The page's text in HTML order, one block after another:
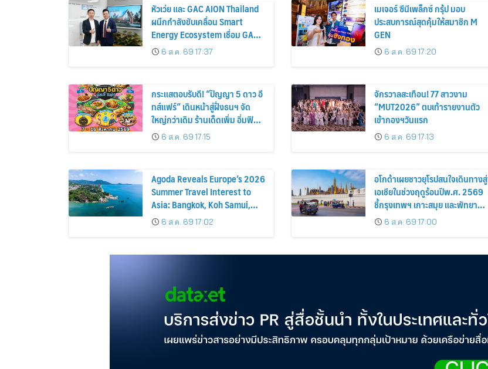
หัวเว่ย และ GAC AION Thailand
ผนึกกำลังขับเคลื่อน Smart
Energy Ecosystem เชื่อม GAC
GN8 PHEV รถยนต์ MPV ระดับ
พรีเมียม เข้ากับพลังงานแสง
6 ส.ค. 69 17:37
เมเจอร์ ซีนีเพล็กซ์ กรุ้ป มอบ
ประสบการณ์สุดคุ้มให้สมาชิก M
GEN
6 ส.ค. 69 17:20
กระแสตอบรับดี! “ปัญญา 5 ดาว อี
ทส์แฟร์” เดินหน้าสู่ฝั่งธนฯ จัด
ใหญ่กว่าเดิม ร้านเด็ดเพิ่ม อิ่มฟิน
10 วันเต็ม!
6 ส.ค. 69 17:15
จักรวาลสะเทือน! 77 สาวงาม
“MUT2026” ตบเท้ารายงานตัว
เข้ากองฯวันแรก
6 ส.ค. 69 17:13
Agoda Reveals Europe’s 2026
Summer Travel Interest to
Asia: Bangkok, Koh Samui,
and Pattaya Among the Top
Cities
6 ส.ค. 69 17:02
อโกด้าเผยชาวยุโรปสนใจเดินทางสู่
เอเชียในช่วงฤดูร้อนปีพ.ศ. 2569
ชี้กรุงเทพฯ เกาะสมุย และพัทยา
ติดอันดับเมืองยอดนิยม
6 ส.ค. 69 17:00